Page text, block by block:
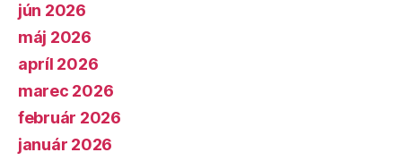
jún 2026
máj 2026
apríl 2026
marec 2026
február 2026
január 2026